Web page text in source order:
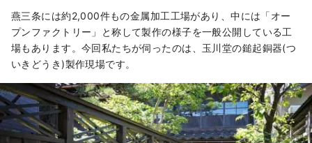
燕三条には約2,000件もの金属加工工場があり、中には「オー
プンファクトリー」と称して製作の様子を一般公開している工
場もあります。今回私たちが伺ったのは、玉川堂の鎚起銅器(つ
いきどうき)製作現場です。